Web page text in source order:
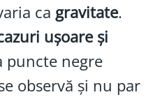
ca gravitate.
ușoare și
puncte negre
observă și nu par